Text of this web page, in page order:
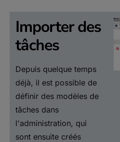
Importer des
tâches
Depuis quelque temps
déjà, il est possible de
définir des modèles de
tâches dans
l'administration, qui
sont ensuite créés